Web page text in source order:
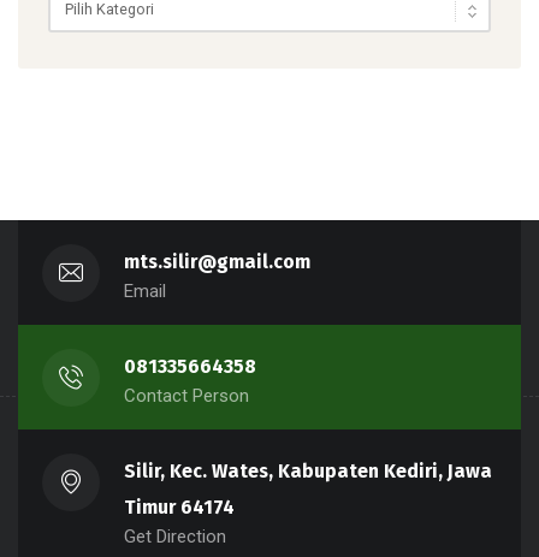
Unggulan
mts.silir@gmail.com
Email
081335664358
Contact Person
Silir, Kec. Wates, Kabupaten Kediri, Jawa
Timur 64174
Get Direction